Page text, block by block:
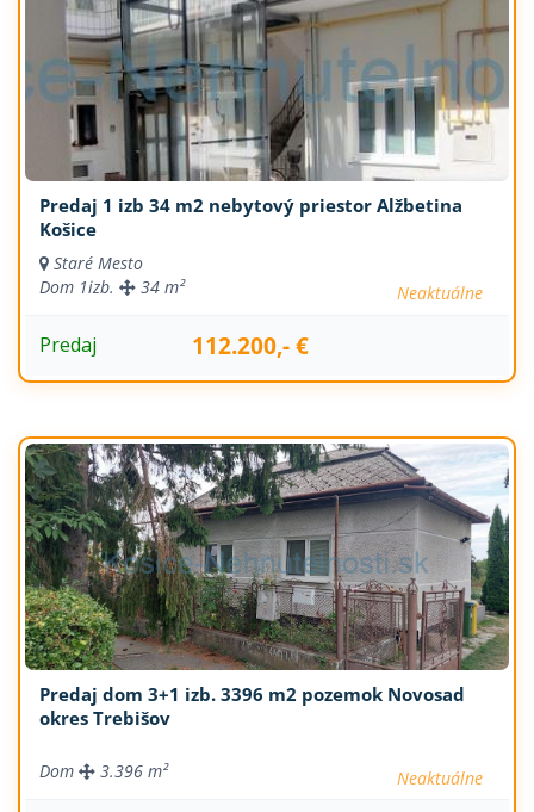
Predaj 1 izb 34 m2 nebytový priestor Alžbetina
Košice
Staré Mesto
Dom
Neaktuálne
1izb. 34 m²
Predaj 112.200,- €
Predaj dom 3+1 izb. 3396 m2 pozemok Novosad
okres Trebišov
Dom Neaktuálne
3.396 m²